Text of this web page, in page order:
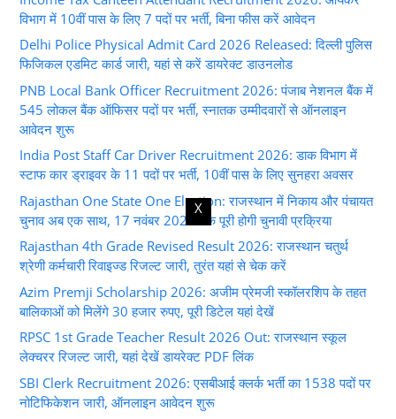
विभाग में 10वीं पास के लिए 7 पदों पर भर्ती, बिना फीस करें आवेदन
Delhi Police Physical Admit Card 2026 Released: दिल्ली पुलिस
फिजिकल एडमिट कार्ड जारी, यहां से करें डायरेक्ट डाउनलोड
PNB Local Bank Officer Recruitment 2026: पंजाब नेशनल बैंक में
545 लोकल बैंक ऑफिसर पदों पर भर्ती, स्नातक उम्मीदवारों से ऑनलाइन
आवेदन शुरू
India Post Staff Car Driver Recruitment 2026: डाक विभाग में
स्टाफ कार ड्राइवर के 11 पदों पर भर्ती, 10वीं पास के लिए सुनहरा अवसर
Rajasthan One State One Election: राजस्थान में निकाय और पंचायत
चुनाव अब एक साथ, 17 नवंबर 2026 तक पूरी होगी चुनावी प्रक्रिया
Rajasthan 4th Grade Revised Result 2026: राजस्थान चतुर्थ
श्रेणी कर्मचारी रिवाइज्ड रिजल्ट जारी, तुरंत यहां से चेक करें
Azim Premji Scholarship 2026: अजीम प्रेमजी स्कॉलरशिप के तहत
बालिकाओं को मिलेंगे 30 हजार रुपए, पूरी डिटेल यहां देखें
RPSC 1st Grade Teacher Result 2026 Out: राजस्थान स्कूल
लेक्चरर रिजल्ट जारी, यहां देखें डायरेक्ट PDF लिंक
SBI Clerk Recruitment 2026: एसबीआई क्लर्क भर्ती का 1538 पदों पर
नोटिफिकेशन जारी, ऑनलाइन आवेदन शुरू
X